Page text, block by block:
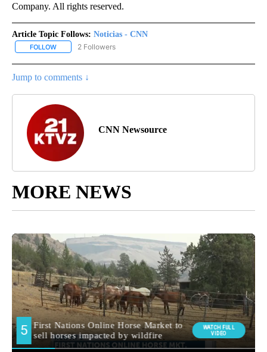
Company. All rights reserved.
Article Topic Follows: Noticias - CNN
FOLLOW FOLLOW "NOTICIAS - CNN" TO RECEIVE NOTIFICATIONS ABOUT
2 Followers
Jump to comments ↓
CNN Newsource
MORE NEWS